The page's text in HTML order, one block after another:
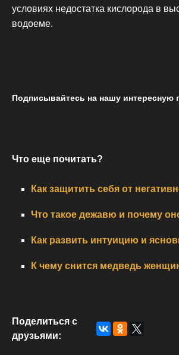
условиях недостатка кислорода в
водоеме.
Подписывайтесь на нашу интересную
Что еще почитать?
Как защитить себя от
Что такое дежавю и почему
Как развить интуицию и
К чему снится медведь
Поделиться с
друзьями: